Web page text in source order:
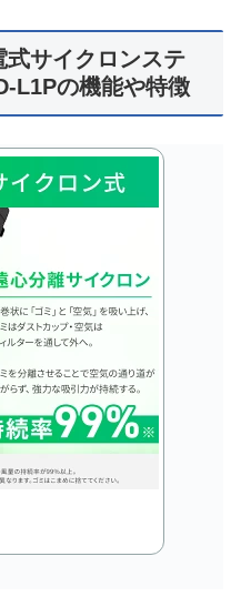
式サイクロンステ
L1Pの機能や特徴